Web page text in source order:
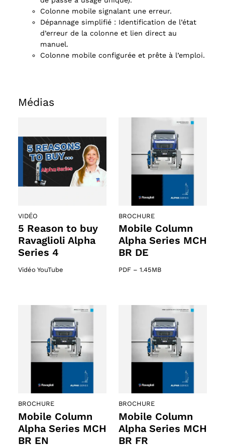
61 products
Colonne mobile signalant une erreur.
Dépannage simplifié : Identification de l’état
d’erreur de la colonne et lien direct au
manuel.
Colonne mobile configurée et prête à l’emploi.
Médias
VIDÉO
5 Reason to buy
Ravaglioli Alpha
Series 4
Vidéo YouTube
BROCHURE
Mobile Column
Alpha Series MCH
BR DE
PDF – 1.45MB
BROCHURE
Mobile Column
Alpha Series MCH
BR EN
BROCHURE
Mobile Column
Alpha Series MCH
BR FR